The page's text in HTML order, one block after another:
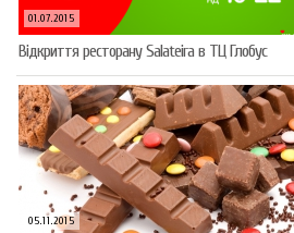
01.07.2015
Відкриття ресторану Salateirа в ТЦ Глобус
05.11.2015